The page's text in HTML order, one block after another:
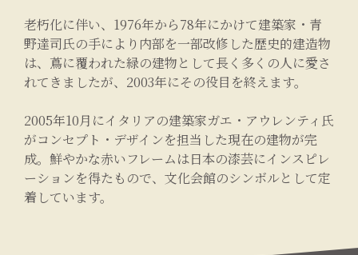
老朽化に伴い、1976年から78年にかけて建築家・青
野達司氏の手により内部を一部改修した歴史的建造物
は、蔦に覆われた緑の建物として長く多くの人に愛さ
れてきましたが、2003年にその役目を終えます。
2005年10月にイタリアの建築家ガエ・アウレンティ氏
がコンセプト・デザインを担当した現在の建物が完
成。鮮やかな赤いフレームは日本の漆芸にインスピレ
ーションを得たもので、文化会館のシンボルとして定
着しています。